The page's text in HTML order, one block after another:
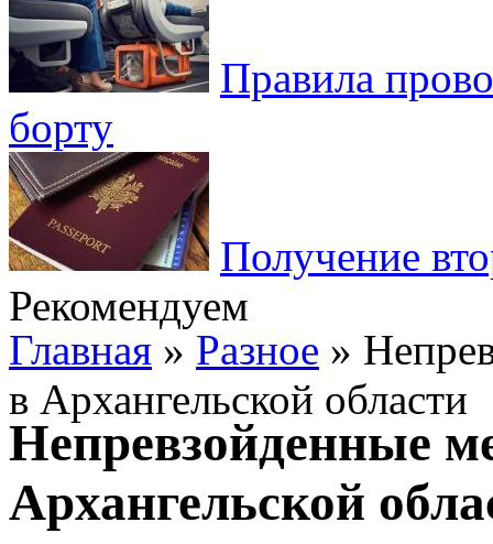
Правила
борту
Получение
Рекомендуем
Главная » Разное »
в Архангельской области
Непревзойденные
Архангельской